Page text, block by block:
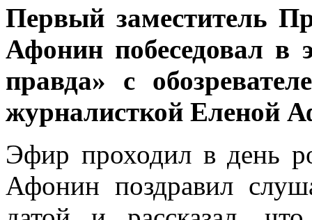
Первый заместитель
Афонин побеседовал в
правда» с
журналисткой Еленой
Эфир проходил в день
Афонин поздравил